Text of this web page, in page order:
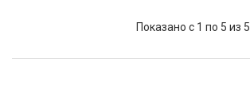
Показано с 1 по 5 из